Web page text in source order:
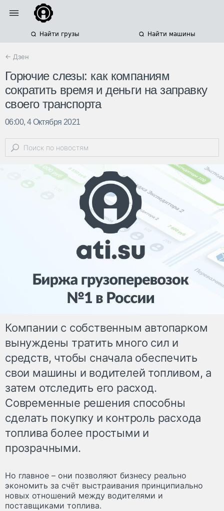
Найти грузы Найти машины
← Дзен
Горючие слезы: как компаниям
сократить время и деньги на заправку
своего транспорта
06:00, 4 Октября 2021
Компании с собственным автопарком
вынуждены тратить много сил и
средств, чтобы сначала обеспечить
свои машины и водителей топливом, а
затем отследить его расход.
Современные решения способны
сделать покупку и контроль расхода
топлива более простыми и
прозрачными.
Но главное – они позволяют бизнесу реально
экономить за счёт выстраивания принципиально
новых отношений между водителями и
поставщиками топлива.